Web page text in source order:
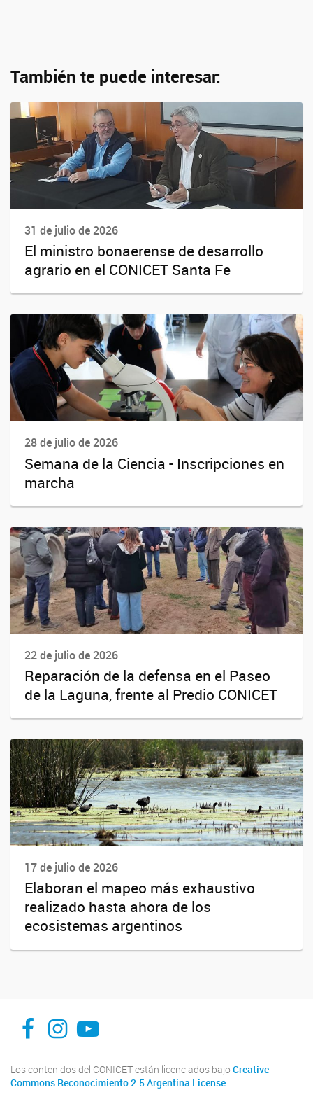
También te puede interesar:
31 de julio de 2026
El ministro bonaerense de desarrollo
agrario en el CONICET Santa Fe
28 de julio de 2026
Semana de la Ciencia - Inscripciones en
marcha
22 de julio de 2026
Reparación de la defensa en el Paseo
de la Laguna, frente al Predio CONICET
17 de julio de 2026
Elaboran el mapeo más exhaustivo
realizado hasta ahora de los
ecosistemas argentinos
facebook
instagram
Youtube
Los contenidos del CONICET están licenciados bajo Creative
Commons Reconocimiento 2.5 Argentina License